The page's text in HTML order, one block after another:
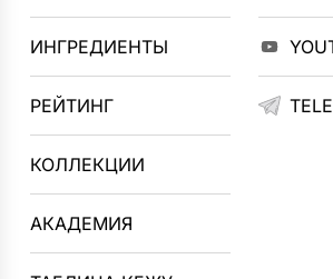
ИНГРЕДИЕНТЫ
РЕЙТИНГ
КОЛЛЕКЦИИ
АКАДЕМИЯ